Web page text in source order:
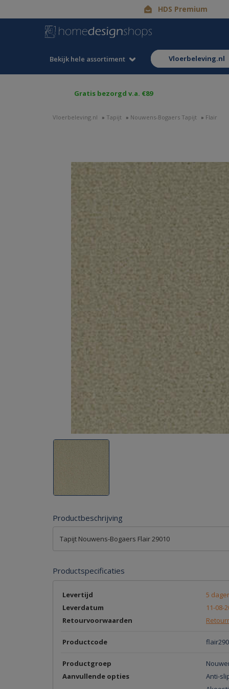
HDS Premium
Bekijk hele assortiment vloerbeleving.nl
Gratis bezorgd v.a. €89
Vloerbeleving.nl » Tapijt » Nouwens-Bogaers Tapijt » Flair
Productbeschrijving
Tapijt Nouwens-Bogaers Flair 29010
Productspecificaties
Levertijd
5
Leverdatum
11-08-
Retourvoorwaarden
Productcode
Productgroep
Aanvullende opties
Anti-